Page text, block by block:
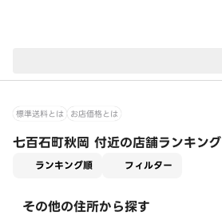
標準送料とは お店価格とは
七百石町秋岡 付近の店舗ランキング
ランキング順 フィルター
その他の住所から探す